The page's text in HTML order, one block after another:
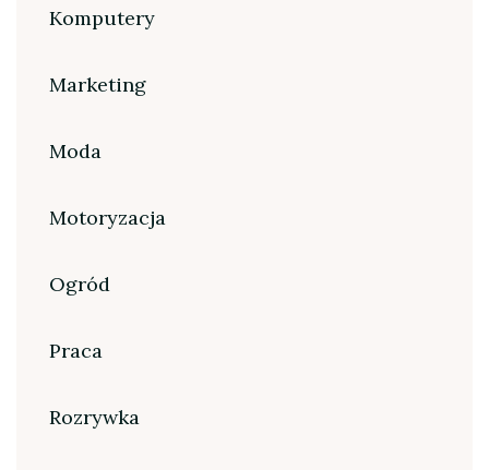
Komputery
Marketing
Moda
Motoryzacja
Ogród
Praca
Rozrywka